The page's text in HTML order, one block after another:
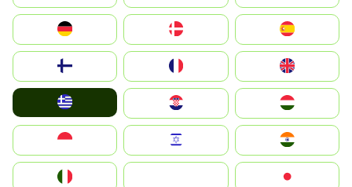
Deutschland
United Kingdom
Magyarország